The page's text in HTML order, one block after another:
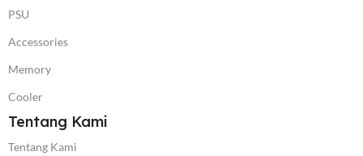
PSU
Accessories
Memory
Cooler
Tentang Kami
Tentang Kami